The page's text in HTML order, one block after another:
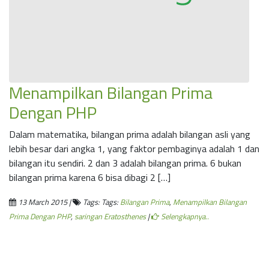
Menampilkan Bilangan Prima
Dengan PHP
Dalam matematika, bilangan prima adalah bilangan asli yang
lebih besar dari angka 1, yang faktor pembaginya adalah 1 dan
bilangan itu sendiri. 2 dan 3 adalah bilangan prima. 6 bukan
bilangan prima karena 6 bisa dibagi 2 […]
13 March 2015 | Tags: Tags:Bilangan Prima, Menampilkan Bilangan
Prima Dengan PHP,saringan Eratosthenes| Selengkapnya..